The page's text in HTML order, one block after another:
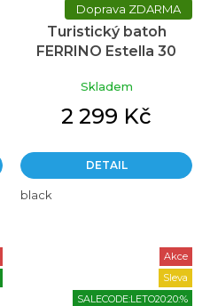
ZDARMA
Turistický batoh
FERRINO Estella 30
Skladem
2 299 Kč
DETAIL
black
Akce
Sleva
SALECODE:LETO20:20:%